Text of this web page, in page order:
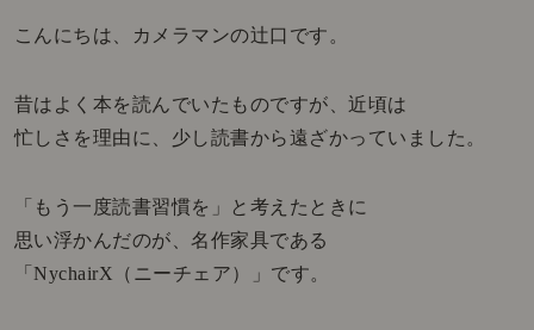
こんにちは、カメラマンの辻口です。
昔はよく本を読んでいたものですが、近頃は
忙しさを理由に、少し読書から遠ざかっていました。
「もう一度読書習慣を」と考えたときに
思い浮かんだのが、名作家具である
「NychairX（ニーチェア）」です。